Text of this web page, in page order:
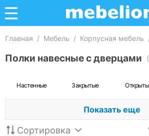
Главная / Мебель / Корпусная мебель
Полки навесные с дверцами
Настенные Закрытые
Показать еще
Сортировка